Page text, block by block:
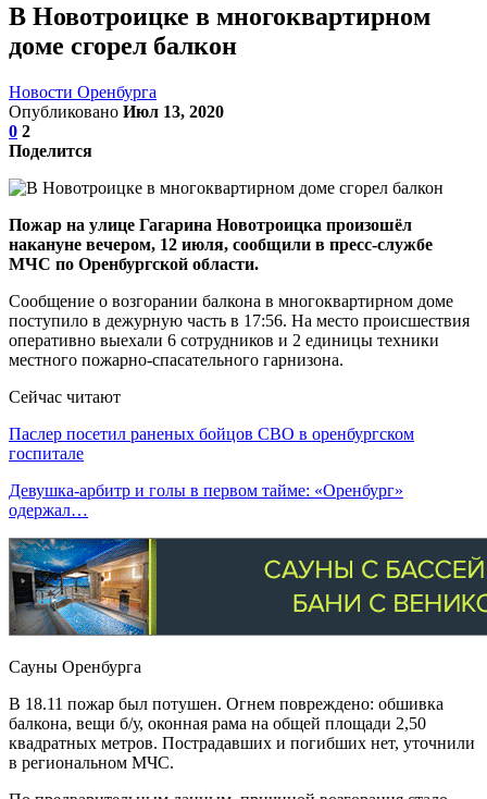
В Новотроицке в многоквартирном
доме сгорел балкон
Новости Оренбурга
Опубликовано Июл 13, 2020
0 2
Поделится
Пожар на улице Гагарина Новотроицка произошёл
накануне вечером, 12 июля, сообщили в пресс-службе
МЧС по Оренбургской области.
Сообщение о возгорании балкона в многоквартирном доме
поступило в дежурную часть в 17:56. На место происшествия
оперативно выехали 6 сотрудников и 2 единицы техники
местного пожарно-спасательного гарнизона.
Сейчас читают
Паслер посетил раненых бойцов СВО в оренбургском
госпитале
Девушка-арбитр и голы в первом тайме: «Оренбург»
одержал…
Сауны Оренбурга
В 18.11 пожар был потушен. Огнем повреждено: обшивка
балкона, вещи б/у, оконная рама на общей площади 2,50
квадратных метров. Пострадавших и погибших нет, уточнили
в региональном МЧС.